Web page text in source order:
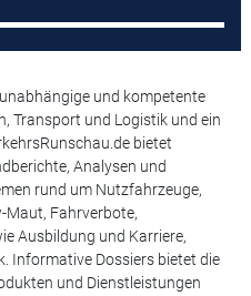
und kompetente
Transport und Logistik und ein
bietet
Analysen und
rund um Nutzfahrzeuge,
Maut, Fahrverbote,
Ausbildung und Karriere,
Informative Dossiers bietet die
und Dienstleistungen